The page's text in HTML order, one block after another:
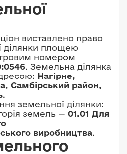
виставлено право
ділянки площею
номером
. Земельна ділянка
Нагірне,
Самбірський район,
.
земельної ділянки:
земель — 01.01 Для
виробництва.